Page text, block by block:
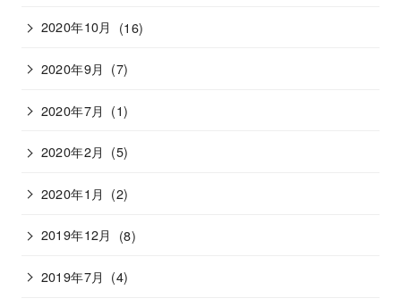
2020年10月 (16)
2020年9月 (7)
2020年7月 (1)
2020年2月 (5)
2020年1月 (2)
2019年12月 (8)
2019年7月 (4)